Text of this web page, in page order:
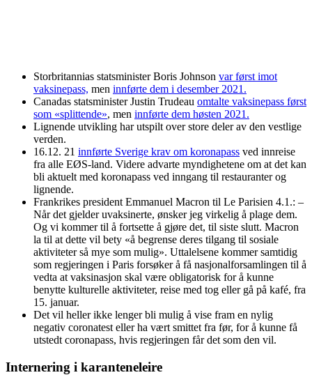
Storbritannias statsminister Boris Johnson var først imot
vaksinepass, men innførte dem i desember 2021.
Canadas statsminister Justin Trudeau omtalte vaksinepass først
som «splittende», men innførte dem høsten 2021.
Lignende utvikling har utspilt over store deler av den vestlige
verden.
16.12. 21 innførte Sverige krav om koronapass ved innreise
fra alle EØS-land. Videre advarte myndighetene om at det kan
bli aktuelt med koronapass ved inngang til restauranter og
lignende.
Frankrikes president Emmanuel Macron til Le Parisien 4.1.: –
Når det gjelder uvaksinerte, ønsker jeg virkelig å plage dem.
Og vi kommer til å fortsette å gjøre det, til siste slutt. Macron
la til at dette vil bety «å begrense deres tilgang til sosiale
aktiviteter så mye som mulig». Uttalelsene kommer samtidig
som regjeringen i Paris forsøker å få nasjonalforsamlingen til å
vedta at vaksinasjon skal være obligatorisk for å kunne
benytte kulturelle aktiviteter, reise med tog eller gå på kafé, fra
15. januar.
Det vil heller ikke lenger bli mulig å vise fram en nylig
negativ coronatest eller ha vært smittet fra før, for å kunne få
utstedt coronapass, hvis regjeringen får det som den vil.
Internering i karanteneleire